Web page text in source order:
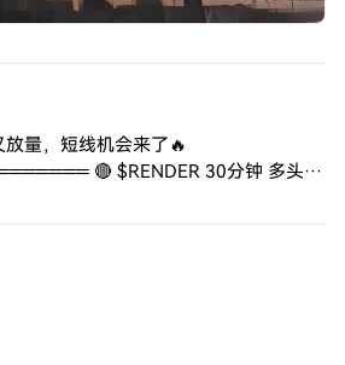
量，短线机会来了🔥
🔴 $RENDER 30分钟 多头信
明显趋势，MACD金叉站上零轴转多